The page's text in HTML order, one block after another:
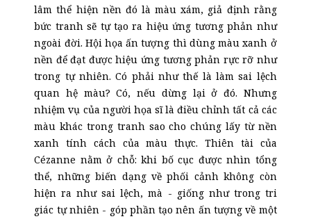
lâm thể hiện nền đó là màu xám, giả định rằng
bức tranh sẽ tự tạo ra hiệu ứng tương phản như
ngoài đời. Hội họa ấn tượng thì dùng màu xanh ở
nền để đạt được hiệu ứng tương phản rực rỡ như
trong tự nhiên. Có phải như thế là làm sai lệch
quan hệ màu? Có, nếu dừng lại ở đó. Nhưng
nhiệm vụ của người họa sĩ là điều chỉnh tất cả các
màu khác trong tranh sao cho chúng lấy từ nền
xanh tính cách của màu thực. Thiên tài của
Cézanne nằm ở chỗ: khi bố cục được nhìn tổng
thể, những biến dạng về phối cảnh không còn
hiện ra như sai lệch, mà - giống như trong tri
giác tự nhiên - góp phần tạo nên ấn tượng về một